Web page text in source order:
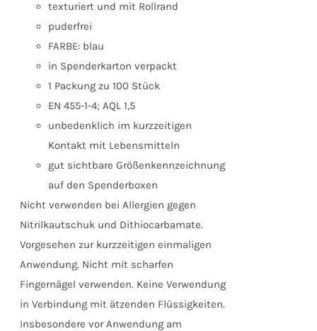
texturiert und mit Rollrand
puderfrei
FARBE: blau
in Spenderkarton verpackt
1 Packung zu 100 Stück
EN 455-1-4; AQL 1,5
unbedenklich im kurzzeitigen
Kontakt mit Lebensmitteln
gut sichtbare Größenkennzeichnung
auf den Spenderboxen
Nicht verwenden bei Allergien gegen
Nitrilkautschuk und Dithiocarbamate.
Vorgesehen zur kurzzeitigen einmaligen
Anwendung. Nicht mit scharfen
Fingernägel verwenden. Keine Verwendung
in Verbindung mit ätzenden Flüssigkeiten.
Insbesondere vor Anwendung am